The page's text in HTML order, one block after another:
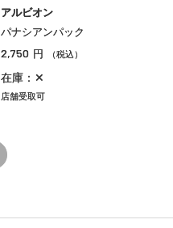
アルビオン
パナシアンパック
2,750 円 （税込）
在庫：✕
店舗受取可